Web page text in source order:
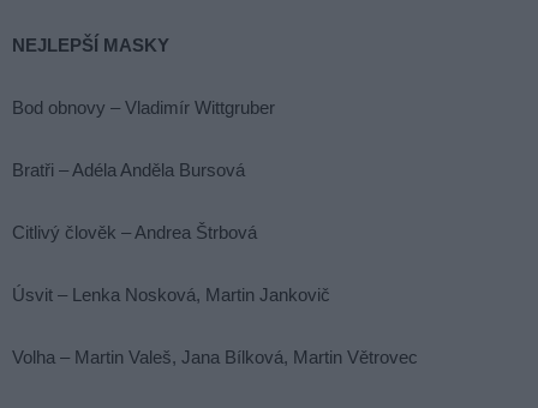
NEJLEPŠÍ MASKY
Bod obnovy – Vladimír Wittgruber
Bratři – Adéla Anděla Bursová
Citlivý člověk – Andrea Štrbová
Úsvit – Lenka Nosková, Martin Jankovič
Volha – Martin Valeš, Jana Bílková, Martin Větrovec